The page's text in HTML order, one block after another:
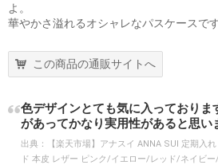
よ。
華やかさ溢れるオシャレなパスケースです
この商品の通販サイトへ
色デザインとても気に入っておりま
があってかなり実用性があると思い
出典：
【楽天市場】アナスイ ANNA SUI 定期入
ド 本皮 レザー ピンク/イエロー/レッド/ネイビ